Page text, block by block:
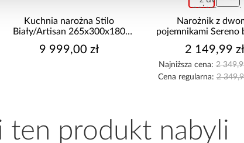
Kuchnia narożna Stilo
Biały/Artisan 265x300x180
9 999,00 zł
Narożnik z
pojemnikami Sereno
2 149,99 zł
Najniższa cena:2
Cena regularna:2
ten produkt nabyli